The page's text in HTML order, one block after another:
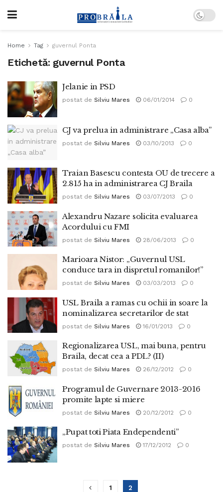
Home Tag guvernul Ponta
Etichetă: guvernul Ponta
Jelanie in PSD
postat de Silviu Mares 06/01/2014 0
CJ va prelua in administrare „Casa alba”
postat de Silviu Mares 03/10/2013 0
Traian Basescu contesta OU de trecere a
2.815 ha in administrarea CJ Braila
postat de Silviu Mares 03/07/2013 0
Alexandru Nazare solicita evaluarea
Acordului cu FMI
postat de Silviu Mares 28/06/2013 0
Marioara Nistor: „Guvernul USL
conduce tara in dispretul romanilor!”
postat de Silviu Mares 03/03/2013 0
USL Braila a ramas cu ochii in soare la
nominalizarea secretarilor de stat
postat de Silviu Mares 16/01/2013 0
Regionalizarea USL, mai buna, pentru
Braila, decat cea a PDL? (II)
postat de Silviu Mares 26/12/2012 0
Programul de Guvernare 2013-2016
promite lapte si miere
postat de Silviu Mares 20/12/2012 0
„Pupat toti Piata Endependenti”
postat de Silviu Mares 17/12/2012 0
1 2